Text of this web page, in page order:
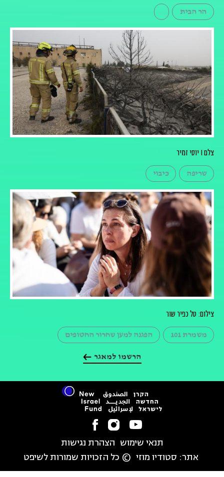
הר הבית
צלם I יוסי זמיר
שריפה כיבוי
צילום: טל כפיר שור
משמרת 101 הפגנה למען שחרור החטופים
הרשמו למאגר
תנאי שימוש הצהרת נגישות
אתר: סטודיו מוזי © כל הזכויות שמורות לשיפט